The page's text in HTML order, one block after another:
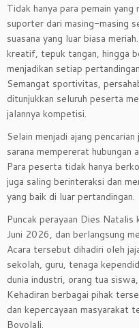
Tidak hanya para pemain
suporter dari masing-masing
suasana yang luar biasa
kreatif, tepuk tangan, hingga
menjadikan setiap
Semangat sportivitas,
ditunjukkan seluruh peserta
jalannya kompetisi.
Selain menjadi ajang
sarana mempererat hubungan
Para peserta tidak hanya
juga saling berinteraksi dan
yang baik di luar pertandingan.
Puncak perayaan Dies
Juni 2026, dan berlangsung
Acara tersebut dihadiri oleh
sekolah, guru, tenaga
dunia industri, orang tua
Kehadiran berbagai pihak
dan kepercayaan masyarakat
Boyolali.